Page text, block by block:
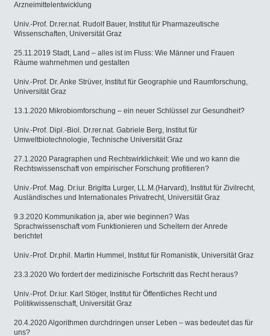
Arzneimittelentwicklung
Univ.-Prof. Dr.rer.nat. Rudolf Bauer, Institut für Pharmazeutische
Wissenschaften, Universität Graz
25.11.2019 Stadt, Land – alles ist im Fluss: Wie Männer und Frauen
Räume wahrnehmen und gestalten
Univ.-Prof. Dr. Anke Strüver, Institut für Geographie und Raumforschung,
Universität Graz
13.1.2020 Mikrobiomforschung – ein neuer Schlüssel zur Gesundheit?
Univ.-Prof. Dipl.-Biol. Dr.rer.nat. Gabriele Berg, Institut für
Umweltbiotechnologie, Technische Universität Graz
27.1.2020 Paragraphen und Rechtswirklichkeit: Wie und wo kann die
Rechtswissenschaft von empirischer Forschung profitieren?
Univ.-Prof. Mag. Dr.iur. Brigitta Lurger, LL.M.(Harvard), Institut für Zivilrecht,
Ausländisches und Internationales Privatrecht, Universität Graz
9.3.2020 Kommunikation ja, aber wie beginnen? Was
Sprachwissenschaft vom Funktionieren und Scheitern der Anrede
berichtet
Univ.-Prof. Dr.phil. Martin Hummel, Institut für Romanistik, Universität Graz
23.3.2020 Wo fordert der medizinische Fortschritt das Recht heraus?
Univ.-Prof. Dr.iur. Karl Stöger, Institut für Öffentliches Recht und
Politikwissenschaft, Universität Graz
20.4.2020 Algorithmen durchdringen unser Leben – was bedeutet das für
uns?